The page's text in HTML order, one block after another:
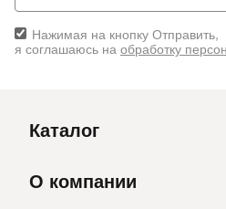
Нажимая на кнопку Отправить,
я соглашаюсь на обработку
Каталог
О компании